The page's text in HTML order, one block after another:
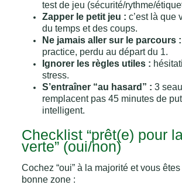
test de jeu (sécurité/rythme/
Zapper le petit jeu : c’est là que
du temps et des coups.
Ne jamais aller sur le parcours :
practice, perdu au départ du 1.
Ignorer les règles utiles :
stress.
S’entraîner “au hasard” : 3
remplacent pas 45 minutes de
intelligent.
Checklist “prêt(e) pour
verte” (oui/non)
Cochez “oui” à la majorité et vous
bonne zone :